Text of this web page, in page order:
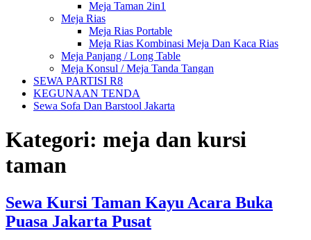
Meja Taman 2in1
Meja Rias
Meja Rias Portable
Meja Rias Kombinasi Meja Dan Kaca Rias
Meja Panjang / Long Table
Meja Konsul / Meja Tanda Tangan
SEWA PARTISI R8
KEGUNAAN TENDA
Sewa Sofa Dan Barstool Jakarta
Kategori: meja dan kursi
taman
Sewa Kursi Taman Kayu Acara Buka
Puasa Jakarta Pusat